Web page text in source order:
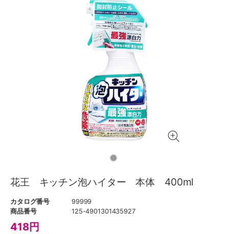
花王 キッチン泡ハイター 本体 400ml
カタログ番号
99999
商品番号
125-4901301435927
418円